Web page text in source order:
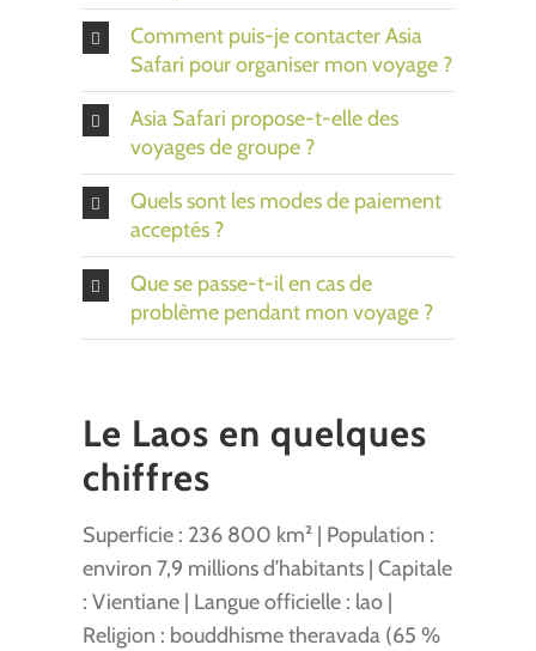
Comment puis-je contacter Asia
Safari pour organiser mon voyage ?
Asia Safari propose-t-elle des
voyages de groupe ?
Quels sont les modes de paiement
acceptés ?
Que se passe-t-il en cas de
problème pendant mon voyage ?
Le Laos en quelques
chiffres
Superficie : 236 800 km² | Population :
environ 7,9 millions d’habitants | Capitale
: Vientiane | Langue officielle : lao |
Religion : bouddhisme theravada (65 %